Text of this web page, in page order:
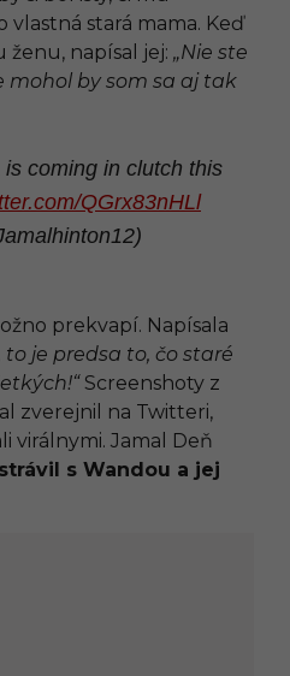
stará mama. Keď
ženu, napísal jej: „Nie ste
mohol by som sa aj tak
coming in clutch this
QGrx83nHLl
prekvapí. Napísala
to je predsa to, čo staré
Screenshoty z
zverejnil na Twitteri,
virálnymi. Jamal Deň
s Wandou a jej